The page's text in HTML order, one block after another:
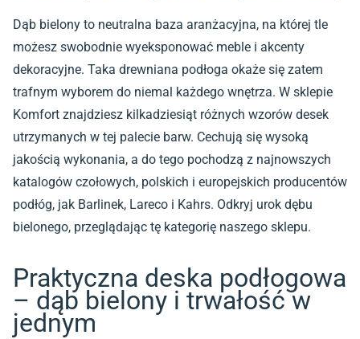
Dąb bielony to neutralna baza aranżacyjna, na której tle
możesz swobodnie wyeksponować meble i akcenty
dekoracyjne. Taka drewniana podłoga okaże się zatem
trafnym wyborem do niemal każdego wnętrza. W sklepie
Komfort znajdziesz kilkadziesiąt różnych wzorów desek
utrzymanych w tej palecie barw. Cechują się wysoką
jakością wykonania, a do tego pochodzą z najnowszych
katalogów czołowych, polskich i europejskich producentów
podłóg, jak Barlinek, Lareco i Kahrs. Odkryj urok dębu
bielonego, przeglądając tę kategorię naszego sklepu.
Praktyczna deska podłogowa
– dąb bielony i trwałość w
jednym